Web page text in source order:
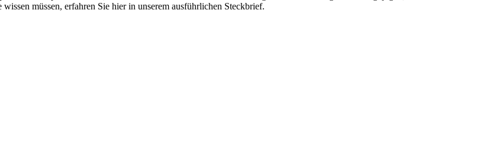
müssen, erfahren Sie hier in unserem ausführlichen Steckbrief.